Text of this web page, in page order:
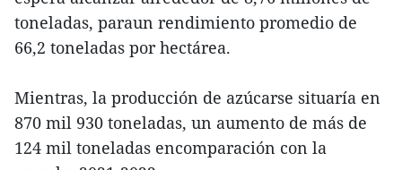
toneladas, paraun rendimiento promedio de
66,2 toneladas por hectárea.
Mientras, la producción de azúcarse situaría en
870 mil 930 toneladas, un aumento de más de
124 mil toneladas encomparación con la